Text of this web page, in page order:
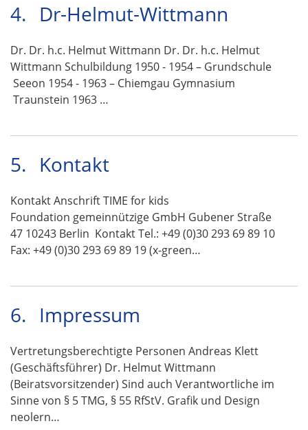
4. Dr-Helmut-Wittmann
Dr. Dr. h.c. Helmut Wittmann Dr. Dr. h.c. Helmut
Wittmann Schulbildung 1950 - 1954 – Grundschule
Seeon 1954 - 1963 – Chiemgau Gymnasium
Traunstein 1963 …
5. Kontakt
Kontakt Anschrift TIME for kids
Foundation gemeinnützige GmbH Gubener Straße
47 10243 Berlin Kontakt Tel.: +49 (0)30 293 69 89 10
Fax: +49 (0)30 293 69 89 19 (x-green…
6. Impressum
Vertretungsberechtigte Personen Andreas Klett
(Geschäftsführer) Dr. Helmut Wittmann
(Beiratsvorsitzender) Sind auch Verantwortliche im
Sinne von § 5 TMG, § 55 RfStV. Grafik und Design
neolern…